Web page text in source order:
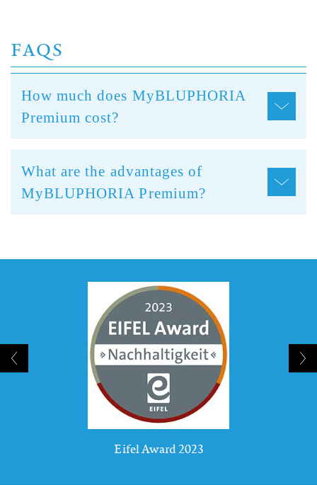
FAQS
How much does MyBLUPHORIA
Premium cost?
What are the advantages of
MyBLUPHORIA Premium?
Eifel Award 2023